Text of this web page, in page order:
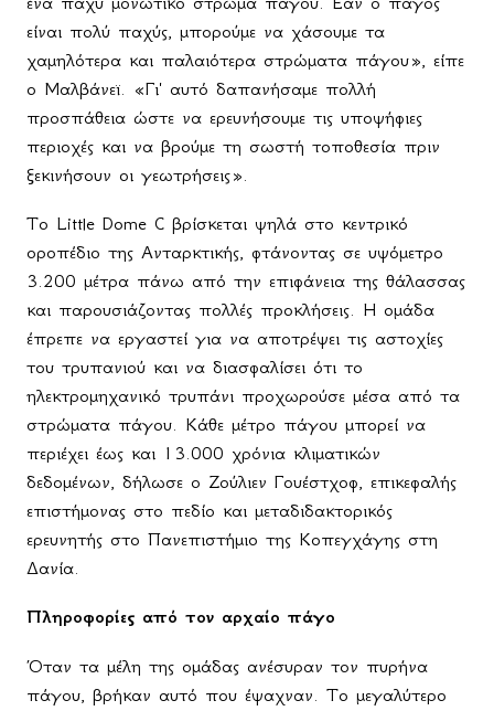
είναι πολύ παχύς, μπορούμε να χάσουμε τα
χαμηλότερα και παλαιότερα στρώματα πάγου», είπε
ο Μαλβάνεϊ. «Γι' αυτό δαπανήσαμε πολλή
προσπάθεια ώστε να ερευνήσουμε τις υποψήφιες
περιοχές και να βρούμε τη σωστή τοποθεσία πριν
ξεκινήσουν οι γεωτρήσεις».
Το Little Dome C βρίσκεται ψηλά στο κεντρικό
οροπέδιο της Ανταρκτικής, φτάνοντας σε υψόμετρο
3.200 μέτρα πάνω από την επιφάνεια της θάλασσας
και παρουσιάζοντας πολλές προκλήσεις. Η ομάδα
έπρεπε να εργαστεί για να αποτρέψει τις αστοχίες
του τρυπανιού και να διασφαλίσει ότι το
ηλεκτρομηχανικό τρυπάνι προχωρούσε μέσα από τα
στρώματα πάγου. Κάθε μέτρο πάγου μπορεί να
περιέχει έως και 13.000 χρόνια κλιματικών
δεδομένων, δήλωσε ο Ζούλιεν Γουέστχοφ, επικεφαλής
επιστήμονας στο πεδίο και μεταδιδακτορικός
ερευνητής στο Πανεπιστήμιο της Κοπεγχάγης στη
Δανία.
Πληροφορίες από τον αρχαίο πάγο
Όταν τα μέλη της ομάδας ανέσυραν τον πυρήνα
πάγου, βρήκαν αυτό που έψαχναν. Το μεγαλύτερο